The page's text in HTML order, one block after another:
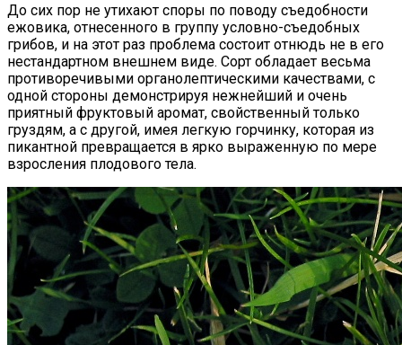
До сих пор не утихают споры по поводу съедобности
ежовика, отнесенного в группу условно-съедобных
грибов, и на этот раз проблема состоит отнюдь не в его
нестандартном внешнем виде. Сорт обладает весьма
противоречивыми органолептическими качествами, с
одной стороны демонстрируя нежнейший и очень
приятный фруктовый аромат, свойственный только
груздям, а с другой, имея легкую горчинку, которая из
пикантной превращается в ярко выраженную по мере
взросления плодового тела.